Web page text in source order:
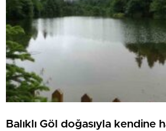
Balıklı Göl doğasıyla kendine